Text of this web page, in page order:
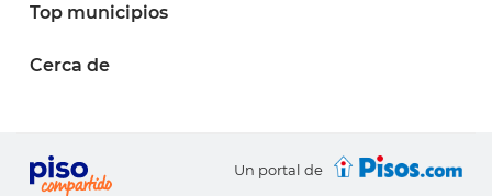
Top municipios
Cerca de
Un portal de